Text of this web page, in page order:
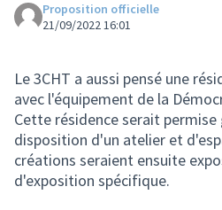
Proposition officielle
21/09/2022 16:01
Le 3CHT a aussi pensé une
avec l'équipement de la
Cette résidence serait permise
disposition d'un atelier et
créations seraient ensuite
d'exposition spécifique.